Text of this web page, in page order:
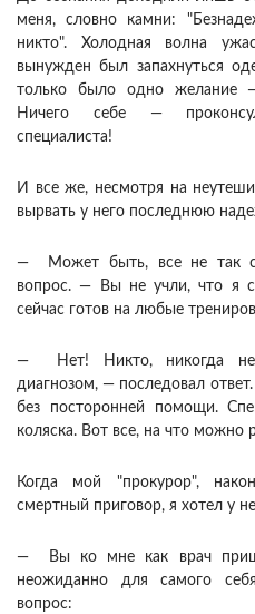
меня, словно камни:
никто". Холодная волна
вынужден был запахнуться
только было одно желание
Ничего себе —
специалиста!
И все же, несмотря на
вырвать у него последнюю
— Может быть, все не так
вопрос. — Вы не учли, что я
сейчас готов на любые
— Нет! Никто, никогда не
диагнозом, — последовал
без посторонней помощи.
коляска. Вот все, на что можно
Когда мой "прокурор",
смертный приговор, я хотел у
— Вы ко мне как врач
неожиданно для самого
вопрос: